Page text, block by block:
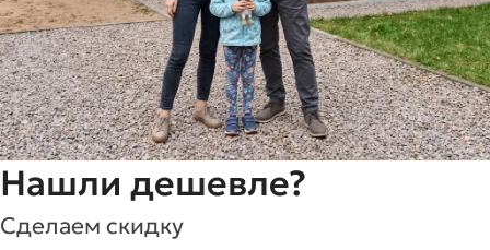
Нашли дешевле?
Сделаем скидку